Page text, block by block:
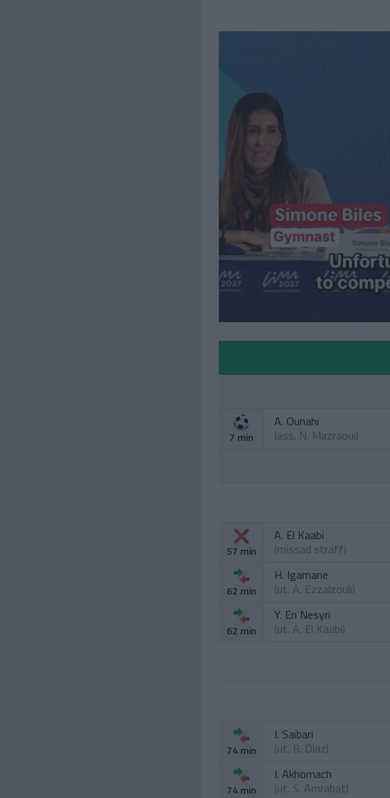
7 min
A. Ounahi
(ass. N. Mazraoui)
57 min
A. El Kaabi
(missad straff)
62 min
H. Igamane
(ut. A. Ezzalzouli)
62 min
Y. En Nesyri
(ut. A. El Kaabi)
74 min
I. Saibari
(ut. B. Diaz)
74 min
I. Akhomach
(ut. S. Amrabat)